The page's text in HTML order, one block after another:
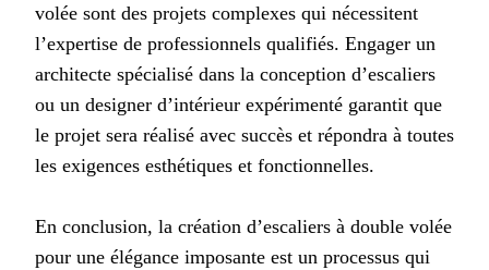
volée sont des projets complexes qui nécessitent
l’expertise de professionnels qualifiés. Engager un
architecte spécialisé dans la conception d’escaliers
ou un designer d’intérieur expérimenté garantit que
le projet sera réalisé avec succès et répondra à toutes
les exigences esthétiques et fonctionnelles.
En conclusion, la création d’escaliers à double volée
pour une élégance imposante est un processus qui